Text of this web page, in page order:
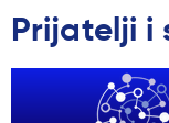
Prijatelji i